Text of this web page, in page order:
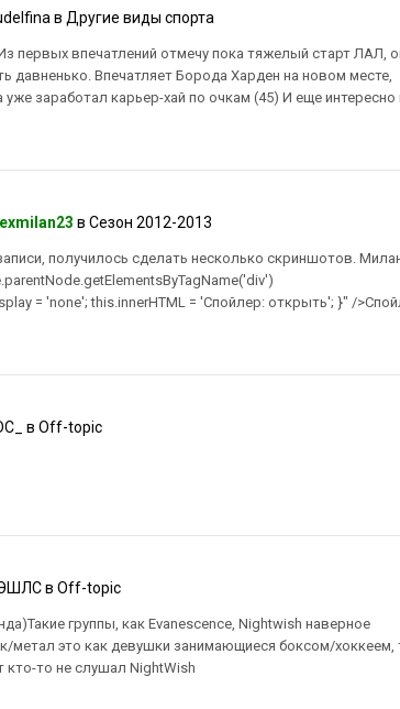
в Другие виды спорта
первых впечатлений отмечу пока тяжелый старт ЛАЛ,
давненько. Впечатляет Борода Харден на новом месте,
заработал карьер-хай по очкам (45) И еще интересно
в Сезон 2012-2013
получилось сделать несколько скриншотов.
= 'none'; this.innerHTML = 'Спойлер: открыть'; }" /
в Off-topic
в Off-topic
группы, как Еvanescence, Nightwish наверное
метал это как девушки занимающиеся боксом/хоккеем,
то не слушал NightWish